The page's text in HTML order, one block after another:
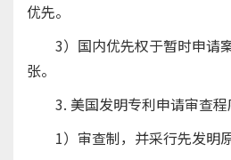
优先。
3）国内优先权于暂时申请
张。
3. 美国发明专利申请审查程
1）审查制，并采行先发明原